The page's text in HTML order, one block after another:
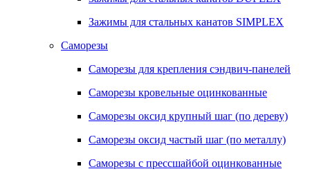
Зажимы для стальных канатов SIMPLEX
Саморезы
Саморезы для крепления сэндвич-панелей
Саморезы кровельные оцинкованные
Саморезы оксид крупный шаг (по дереву)
Саморезы оксид частый шаг (по металлу)
Саморезы с прессшайбой оцинкованные